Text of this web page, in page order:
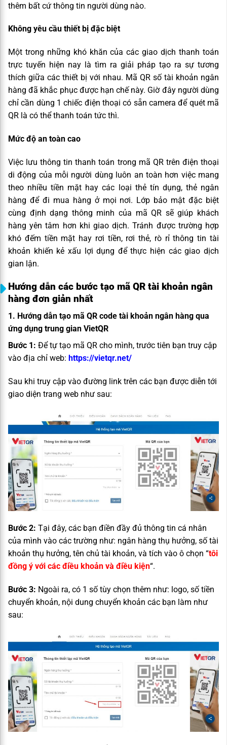
thêm bất cứ thông tin người dùng nào.
Không yêu cầu thiết bị đặc biệt
Một trong những khó khăn của các giao dịch thanh toán
trực tuyến hiện nay là tìm ra giải pháp tạo ra sự tương
thích giữa các thiết bị với nhau. Mã QR số tài khoản ngân
hàng đã khắc phục được hạn chế này. Giờ đây người dùng
chỉ cần dùng 1 chiếc điện thoại có sẵn camera để quét mã
QR là có thể thanh toán tức thì.
Mức độ an toàn cao
Việc lưu thông tin thanh toán trong mã QR trên điện thoại
di động của mỗi người dùng luôn an toàn hơn việc mang
theo nhiều tiền mặt hay các loại thẻ tín dụng, thẻ ngân
hàng để đi mua hàng ở mọi nơi. Lớp bảo mật đặc biệt
cùng định dạng thông minh của mã QR sẽ giúp khách
hàng yên tâm hơn khi giao dịch. Tránh được trường hợp
khó đếm tiền mặt hay rơi tiền, rơi thẻ, rò rỉ thông tin tài
khoản khiến kẻ xấu lợi dụng để thực hiện các giao dịch
gian lận.
Hướng dẫn các bước tạo mã QR tài khoản ngân
hàng đơn giản nhất
1. Hướng dẫn tạo mã QR code tài khoản ngân hàng qua
ứng dụng trung gian VietQR
Bước 1: Để tự tạo mã QR cho mình, trước tiên bạn truy cập
vào địa chỉ web: https://vietqr.net/
Sau khi truy cập vào đường link trên các bạn được diễn tới
giao diện trang web như sau:
Bước 2: Tại đây, các bạn điền đầy đủ thông tin cá nhân
của mình vào các trường như: ngân hàng thụ hưởng, số tài
khoản thụ hưởng, tên chủ tài khoản, và tích vào ô chọn “tôi
đồng ý với các điều khoản và điều kiện“.
Bước 3: Ngoài ra, có 1 số tùy chọn thêm như: logo, số tiền
chuyển khoản, nội dung chuyển khoản các bạn làm như
sau: